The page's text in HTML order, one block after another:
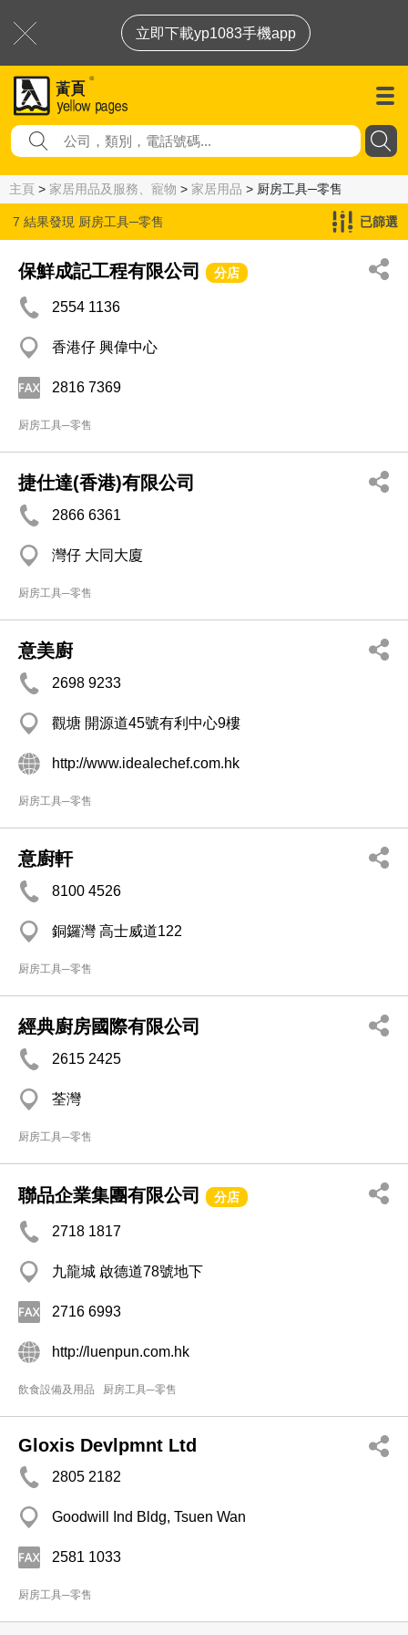
立即下載yp1083手機app
主頁 > 家居用品及服務、寵物 > 家居用品 > 厨房工具─零售
7 結果發現 厨房工具─零售 已篩選
保鮮成記工程有限公司 分店
2554 1136
香港仔 興偉中心
2816 7369
厨房工具─零售
捷仕達(香港)有限公司
2866 6361
灣仔 大同大廈
厨房工具─零售
意美廚
2698 9233
觀塘 開源道45號有利中心9樓
http://www.idealechef.com.hk
厨房工具─零售
意廚軒
8100 4526
銅鑼灣 高士威道122
厨房工具─零售
經典廚房國際有限公司
2615 2425
荃灣
厨房工具─零售
聯品企業集團有限公司 分店
2718 1817
九龍城 啟德道78號地下
2716 6993
http://luenpun.com.hk
飲食設備及用品 厨房工具─零售
Gloxis Devlpmnt Ltd
2805 2182
Goodwill Ind Bldg, Tsuen Wan
2581 1033
厨房工具─零售